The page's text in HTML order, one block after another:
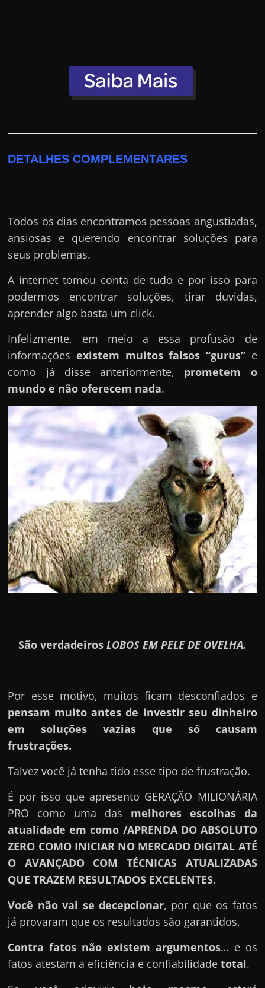
DETALHES COMPLEMENTARES
Todos os dias encontramos pessoas angustiadas,
ansiosas e querendo encontrar soluções para
seus problemas.
A internet tomou conta de tudo e por isso para
podermos encontrar soluções, tirar duvidas,
aprender algo basta um click.
Infelizmente, em meio a essa profusão de
informaçõesexistem muitos falsos “gurus”e
como já disse anteriormente, prometem o
mundo e não oferecem nada.
São verdadeirosLOBOS EM PELE DE OVELHA.
Por esse motivo, muitos ficam desconfiados e
pensam muito antes de investir seu dinheiro
em soluções vazias que só causam
frustrações.
Talvez você já tenha tido esse tipo de frustração.
É por isso que apresento GERAÇÃO MILIONÁRIA
PRO como uma das melhores escolhas da
atualidade em como /APRENDA DO ABSOLUTO
ZERO COMO INICIAR NO MERCADO DIGITAL ATÉ
O AVANÇADO COM TÉCNICAS ATUALIZADAS
QUE TRAZEM RESULTADOS EXCELENTES.
Você não vai se decepcionar, por que os fatos
já provaram que os resultados são garantidos.
Contra fatos não existem argumentos… e os
fatos atestam a eficiência e confiabilidadetotal.